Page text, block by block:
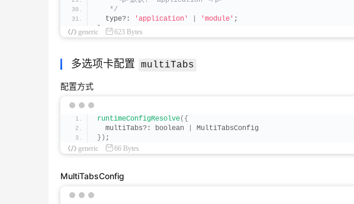
   */
  type?:
'application' 'module' ;
}
generic 623 Bytes
多选项卡配置 multiTabs
配置方式
runtimeConfigResolve({
  multiTabs?: boolean
MultiTabsConfig
}) ;
generic
66 Bytes
MultiTabsConfig